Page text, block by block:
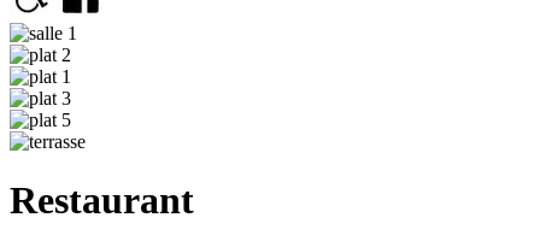
Restaurant